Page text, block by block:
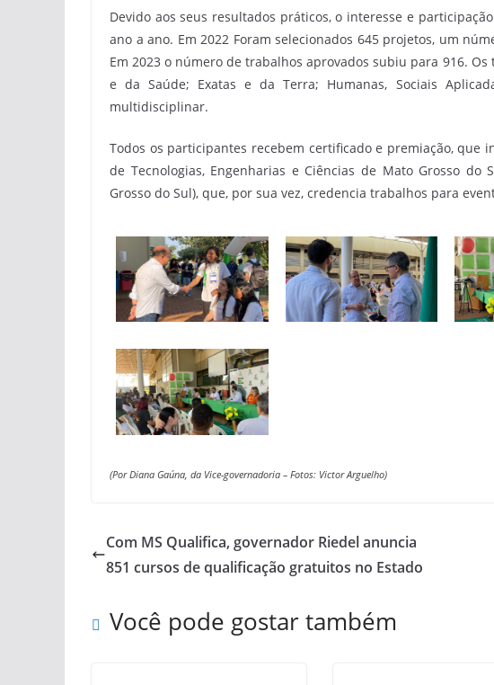
Devido aos seus resultados práticos, o interesse e
ano a ano. Em 2022 Foram selecionados 645 projetos, um
Em 2023 o número de trabalhos aprovados subiu para 916.
e da Saúde; Exatas e da Terra; Humanas, Sociais
multidisciplinar.
Todos os participantes recebem certificado e premiação, que
de Tecnologias, Engenharias e Ciências de Mato Grosso do
Grosso do Sul), que, por sua vez, credencia trabalhos para
(Por Diana Gaúna, da Vice-governadoria – Fotos: Victor Arguelho)
Com MS Qualifica, governador Riedel anuncia
851 cursos de qualificação gratuitos no Estado
Você pode gostar também